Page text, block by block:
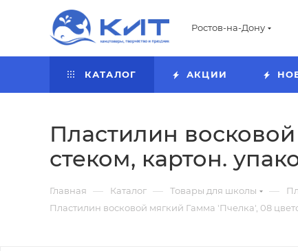
Ростов-на-Дону
КАТАЛОГ АКЦИИ
Пластилин
стеком, картон.
Главная — Каталог — Товары для школы —
Пластилин восковой мягкий Гамма 'Пчелка', 08